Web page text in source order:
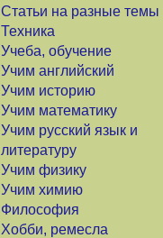
Статьи на разные темы
Техника
Учеба, обучение
Учим английский
Учим историю
Учим математику
Учим русский язык и
литературу
Учим физику
Учим химию
Философия
Хобби, ремесла